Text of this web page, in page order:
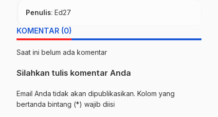
Penulis: Ed27
KOMENTAR (0)
Saat ini belum ada komentar
Silahkan tulis komentar Anda
Email Anda tidak akan dipublikasikan. Kolom yang
bertanda bintang (*) wajib diisi